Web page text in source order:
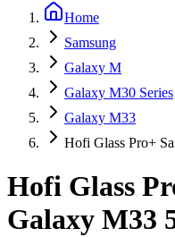
Home
Samsung
Galaxy M
Galaxy M30 Series
Galaxy M33
Hofi Glass Pro+
Hofi Glass
Galaxy M33